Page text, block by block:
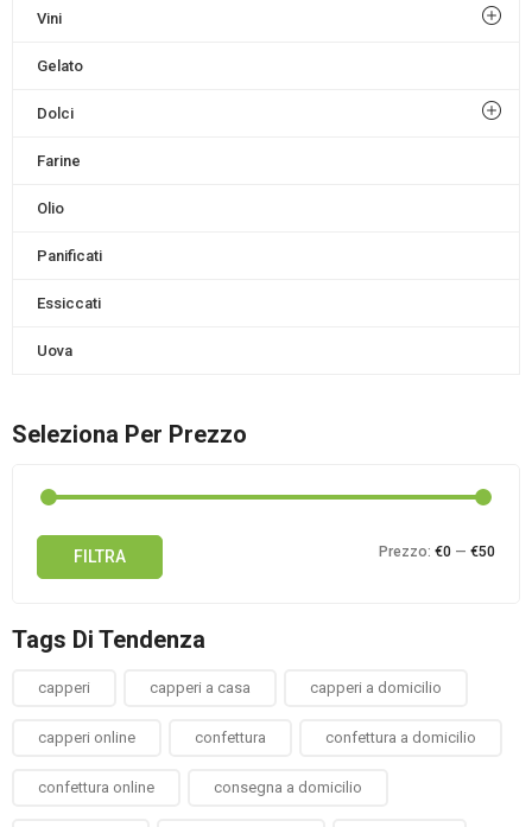
Vini
Gelato
Dolci
Farine
Olio
Panificati
Essiccati
Uova
Seleziona Per Prezzo
FILTRA Prezzo: €0 — €50
Tags Di Tendenza
capperi capperi a casa capperi a domicilio
capperi online confettura confettura a domicilio
confettura online consegna a domicilio